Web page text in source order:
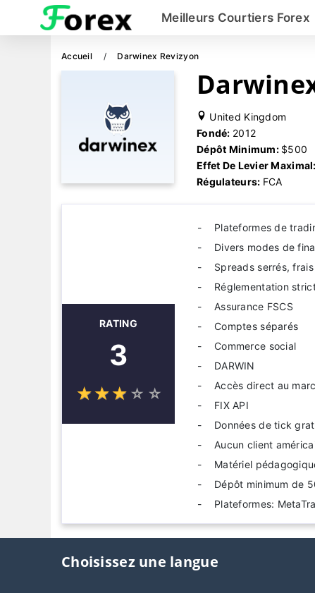
Meilleurs Courtiers Forex
Accueil Darwinex Revizyon
United Kingdom
Fondé: 2012
Dépôt Minimum: $500
Effet De Levier Maximal:
Régulateurs: FCA
RATING
3
☆☆☆ ☆ ☆
★★★ ★ ★
Plateformes de
Divers modes de
Spreads serrés,
Réglementation
Assurance FSCS
Comptes séparés
Commerce social
DARWIN
Accès direct au
FIX API
Données de tick
Aucun client
Matériel
Dépôt minimum de
Plateformes:
Choisissez une langue